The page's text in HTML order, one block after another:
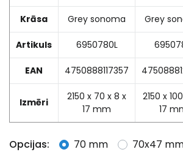
Krāsa Grey sonoma Grey
Artikuls 6950780L
EAN 4750888117357
Izmēri
2150 x 70 x 8 x
17 mm
2150 x
17
Opcijas: 70 mm 70x47